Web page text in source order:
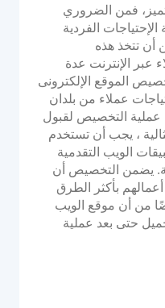
العلامة البيضاء
المطورون
التكامل
الوثائق والإرشادات
برمجة التطبيقات
تطوير البرامج
فمن الضروري
الإحتياجات الفردية
تتخذ هذه
عبر الإنترنت عدة
الموقع الإلكترونى
عملاء من بلدان
عملية التخصيص لقبول
، يجب أن تستخدم
الويب التقدمية
يضمن التخصيص أن
بأكثر الطرق
من أن موقع الويب
حتى بعد عملية